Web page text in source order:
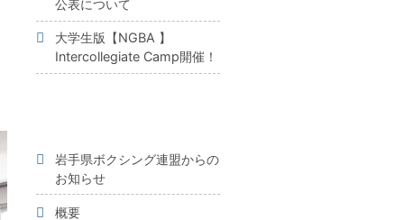
公表について
大学生版【NGBA 】
Intercollegiate Camp開催！
岩手県ボクシング連盟からの
お知らせ
概要